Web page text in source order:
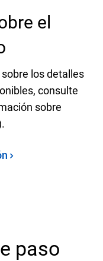
el
los detalles
consulte
sobre
paso